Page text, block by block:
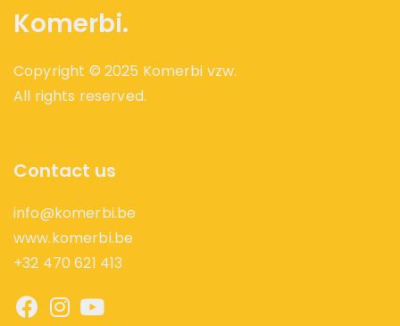
Komerbi.
Copyright © 2025 Komerbi vzw.
All rights reserved.
Contact us
info@komerbi.be
www.komerbi.be
+32 470 621 413